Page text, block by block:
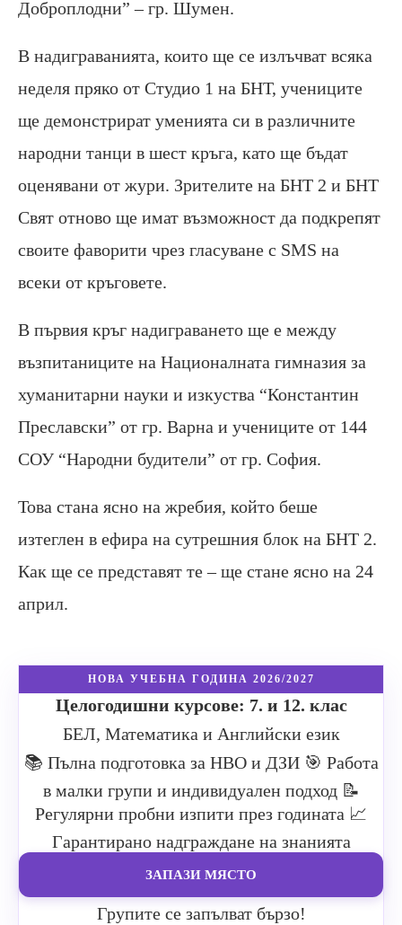
Доброплодни” – гр. Шумен.
В надиграванията, които ще се излъчват всяка
неделя пряко от Студио 1 на БНТ, учениците
ще демонстрират уменията си в различните
народни танци в шест кръга, като ще бъдат
оценявани от жури. Зрителите на БНТ 2 и БНТ
Свят отново ще имат възможност да подкрепят
своите фаворити чрез гласуване с SMS на
всеки от кръговете.
В първия кръг надиграването ще е между
възпитаниците на Националната гимназия за
хуманитарни науки и изкуства “Константин
Преславски” от гр. Варна и учениците от 144
СОУ “Народни будители” от гр. София.
Това стана ясно на жребия, който беше
изтеглен в ефира на сутрешния блок на БНТ 2.
Как ще се представят те – ще стане ясно на 24
април.
НОВА УЧЕБНА ГОДИНА 2026/2027
Целогодишни курсове: 7. и 12. клас
БЕЛ, Математика и Английски език
📚 Пълна подготовка за НВО и ДЗИ 🎯 Работа
в малки групи и индивидуален подход 📝
Регулярни пробни изпити през годината 📈
Гарантирано надграждане на знанията
ЗАПАЗИ МЯСТО
Групите се запълват бързо!